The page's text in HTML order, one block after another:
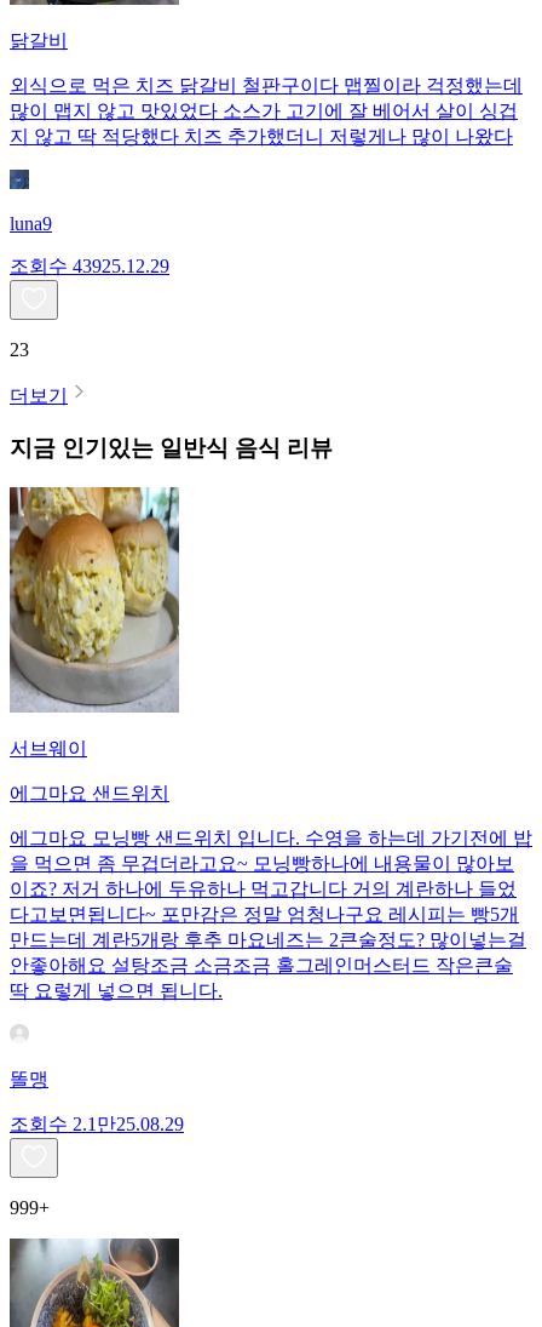
닭갈비
외식으로 먹은 치즈 닭갈비 철판구이다 맵찔이라 걱정했는데
많이 맵지 않고 맛있었다 소스가 고기에 잘 베어서 살이 싱겁
지 않고 딱 적당했다 치즈 추가했더니 저렇게나 많이 나왔다
luna9
조회수 43925.12.29
23
더보기
지금 인기있는 일반식 음식 리뷰
서브웨이
에그마요 샌드위치
에그마요 모닝빵 샌드위치 입니다. 수영을 하는데 가기전에 밥
을 먹으면 좀 무겁더라고요~ 모닝빵하나에 내용물이 많아보
이죠? 저거 하나에 두유하나 먹고갑니다 거의 계란하나 들었
다고보면됩니다~ 포만감은 정말 엄청나구요 레시피는 빵5개
만드는데 계란5개랑 후추 마요네즈는 2큰술정도? 많이넣는걸
안좋아해요 설탕조금 소금조금 홀그레인머스터드 작은큰술
딱 요렇게 넣으면 됩니다.
똘맹
조회수 2.1만25.08.29
999+